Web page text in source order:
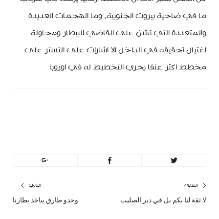
ما في ضاحية بيروت الجنوبية، وما الهجمات العديدة
والمتعددة التي تشن على القاضي البيطار ومحاولة
اغتيال تحقيقه في الداخل الا اشارات على التستر على
مخطط اكثر عنفا يجري التخطيط له في اوروبا.
تصفّح
المقالات
السابق
المقال
لا ثقة لنا بكم بل في دير الصليب
التالي
وحدو طارق بياخد بطارنا